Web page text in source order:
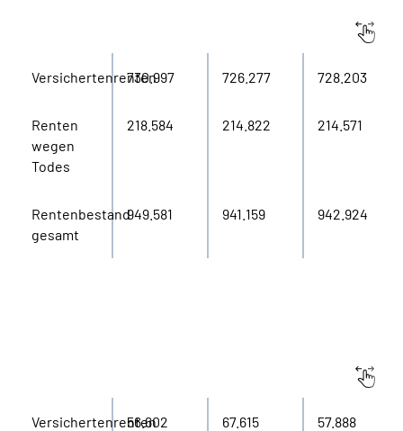
Versichertenrenten
730.997 726.277 728.203
Renten
wegen
Todes
218.584 214.822 214.571
Rentenbestand
gesamt
949.581 941.159 942.924
Versichertenrenten
56.602 67.615 57.888